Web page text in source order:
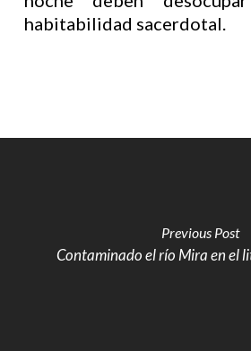
habitabilidad sacerdotal.
Previous Post
Contaminado el río Mira en el